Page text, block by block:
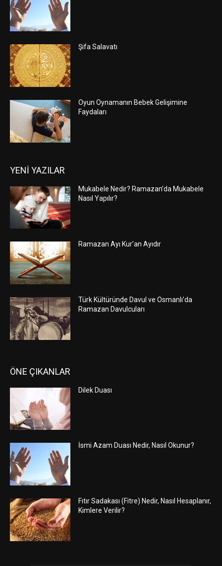
Şifa Salavatı
Oyun Oynamanın Bebek Gelişimine
Faydaları
YENİ YAZILAR
Mukabele Nedir? Ramazan’da Mukabele
Nasıl Yapılır?
Ramazan Ayı Kur’an Ayıdır
Türk Kültüründe Davul ve Osmanlı’da
Ramazan Davulcuları
ÖNE ÇIKANLAR
Dilek Duası
İsmi Azam Duası Nedir, Nasıl Okunur?
Fıtır Sadakası (Fitre) Nedir, Nasıl Hesaplanır,
Kimlere Verilir?